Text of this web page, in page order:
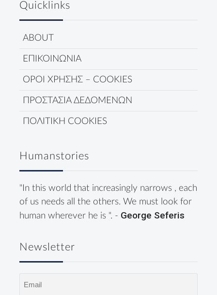
Quicklinks
ABOUT
ΕΠΙΚΟΙΝΩΝΙΑ
ΟΡΟΙ ΧΡΗΣΗΣ – COOKIES
ΠΡΟΣΤΑΣΙΑ ΔΕΔΟΜΕΝΩΝ
ΠΟΛΙΤΙΚΗ COOKIES
Humanstories
"In this world that increasingly narrows , each
of us needs all the others. We must look for
human wherever he is ". - George Seferis
Newsletter